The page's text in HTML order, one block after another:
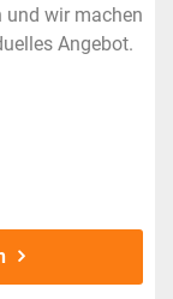
und wir machen
Angebot.